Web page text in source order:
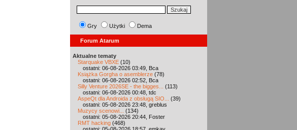
Gry Użytki Dema
Forum Atarum
Aktualne tematy
Starquake VBXE (10)
ostatni: 06-08-2026 03:49, Bca
Książka Gorgha o asemblerze (78)
ostatni: 06-08-2026 02:52, Bca
Silly Venture 2026SE - the bigges...
(113)
ostatni: 06-08-2026 00:48, tdc
AspeQt dla Androida z obsługą SIO...
(39)
ostatni: 05-08-2026 23:48, greblus
Muzycy scenowi...
(134)
ostatni: 05-08-2026 20:44, Foster
RMT hacking (468)